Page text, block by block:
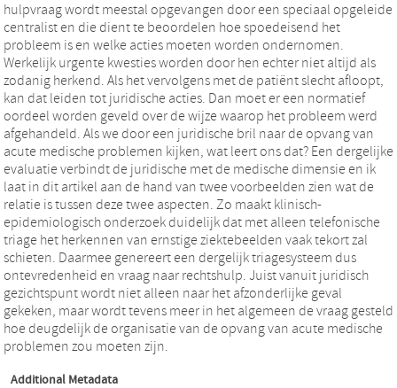
hulpvraag wordt meestal opgevangen door een speciaal opgeleide
centralist en die dient te beoordelen hoe spoedeisend het
probleem is en welke acties moeten worden ondernomen.
Werkelijk urgente kwesties worden door hen echter niet altijd als
zodanig herkend. Als het vervolgens met de patiënt slecht afloopt,
kan dat leiden tot juridische acties. Dan moet er een normatief
oordeel worden geveld over de wijze waarop het probleem werd
afgehandeld. Als we door een juridische bril naar de opvang van
acute medische problemen kijken, wat leert ons dat? Een dergelijke
evaluatie verbindt de juridische met de medische dimensie en ik
laat in dit artikel aan de hand van twee voorbeelden zien wat de
relatie is tussen deze twee aspecten. Zo maakt klinisch-
epidemiologisch onderzoek duidelijk dat met alleen telefonische
triage het herkennen van ernstige ziektebeelden vaak tekort zal
schieten. Daarmee genereert een dergelijk triagesysteem dus
ontevredenheid en vraag naar rechtshulp. Juist vanuit juridisch
gezichtspunt wordt niet alleen naar het afzonderlijke geval
gekeken, maar wordt tevens meer in het algemeen de vraag gesteld
hoe deugdelijk de organisatie van de opvang van acute medische
problemen zou moeten zijn.
Additional Metadata